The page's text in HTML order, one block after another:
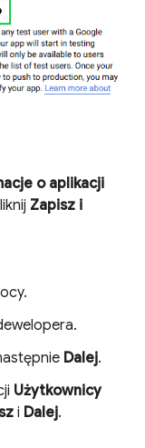
o aplikacji
Zapisz i
Dalej.
Użytkownicy
i Dalej.